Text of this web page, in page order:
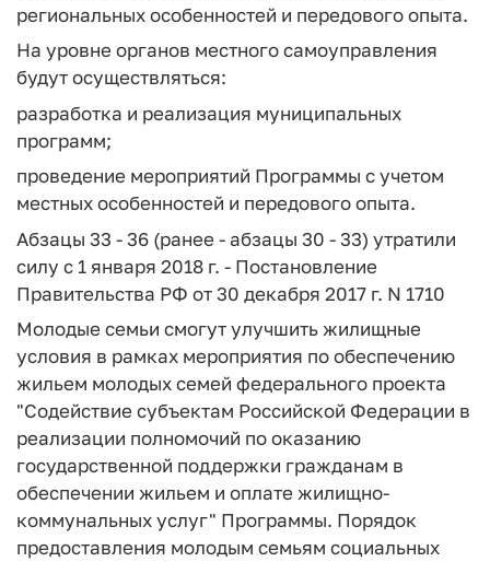
региональных особенностей и передового опыта.
На уровне органов местного самоуправления
будут осуществляться:
разработка и реализация муниципальных
программ;
проведение мероприятий Программы с учетом
местных особенностей и передового опыта.
Абзацы 33 - 36 (ранее - абзацы 30 - 33) утратили
силу с 1 января 2018 г. - Постановление
Правительства РФ от 30 декабря 2017 г. N 1710
Молодые семьи смогут улучшить жилищные
условия в рамках мероприятия по обеспечению
жильем молодых семей федерального проекта
"Содействие субъектам Российской Федерации в
реализации полномочий по оказанию
государственной поддержки гражданам в
обеспечении жильем и оплате жилищно-
коммунальных услуг" Программы. Порядок
предоставления молодым семьям социальных